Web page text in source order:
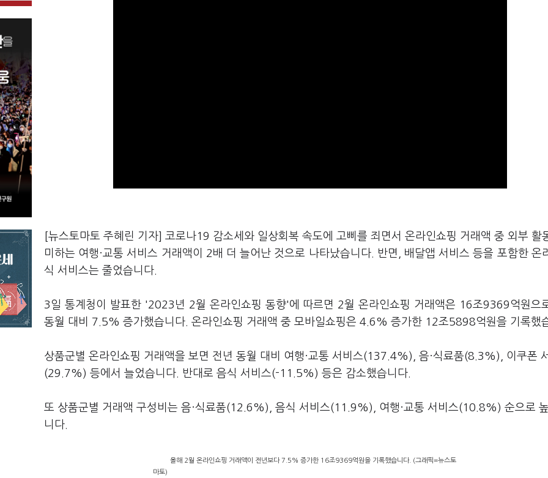
[뉴스토마토 주혜린 기자] 코로나19 감소세와 일상회복 속도에 고삐를 죄면서 온라인쇼핑 거래액 중 외부 활
미하는 여행·교통 서비스 거래액이 2배 더 늘어난 것으로 나타났습니다. 반면, 배달앱 서비스 등을 포함한 온
식 서비스는 줄었습니다.
3일 통계청이 발표한 '2023년 2월 온라인쇼핑 동향'에 따르면 2월 온라인쇼핑 거래액은 16조9369억원으
동월 대비 7.5% 증가했습니다. 온라인쇼핑 거래액 중 모바일쇼핑은 4.6% 증가한 12조5898억원을 기록했
상품군별 온라인쇼핑 거래액을 보면 전년 동월 대비 여행·교통 서비스(137.4%), 음·식료품(8.3%), 이쿠폰
(29.7%) 등에서 늘었습니다. 반대로 음식 서비스(-11.5%) 등은 감소했습니다.
또 상품군별 거래액 구성비는 음·식료품(12.6%), 음식 서비스(11.9%), 여행·교통 서비스(10.8%) 순으로
니다.
올해 2월 온라인쇼핑 거래액이 전년보다 7.5% 증가한 16조9369억원을 기록했습니다. (그래픽=뉴스토
마토)